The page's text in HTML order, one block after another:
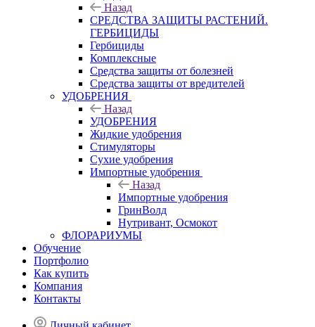
Назад
СРЕДСТВА ЗАЩИТЫ РАСТЕНИЙ.
ГЕРБИЦИДЫ
Гербициды
Комплексные
Средства защиты от болезней
Средства защиты от вредителей
УДОБРЕНИЯ
Назад
УДОБРЕНИЯ
Жидкие удобрения
Стимуляторы
Сухие удобрения
Импортные удобрения
Назад
Импортные удобрения
ГринВолд
Нутривант, Осмокот
ФЛОРАРИУМЫ
Обучение
Портфолио
Как купить
Компания
Контакты